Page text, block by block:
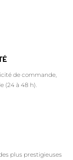
de commande,
(24 à 48 h).
plus prestigieuses